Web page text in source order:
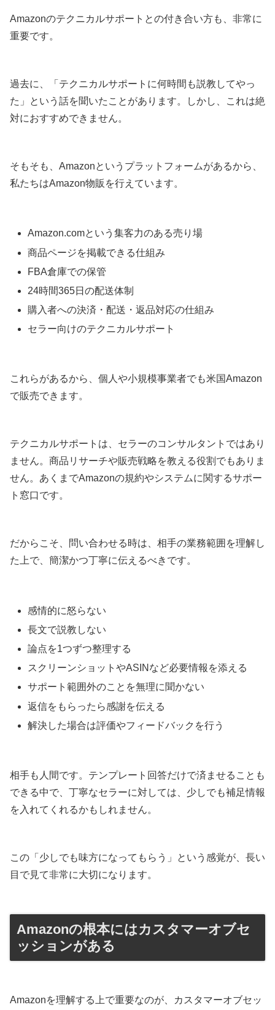
Amazonのテクニカルサポートとの付き合い方も、非常に
重要です。
過去に、「テクニカルサポートに何時間も説教してやっ
た」という話を聞いたことがあります。しかし、これは絶
対におすすめできません。
そもそも、Amazonというプラットフォームがあるから、
私たちはAmazon物販を行えています。
Amazon.comという集客力のある売り場
商品ページを掲載できる仕組み
FBA倉庫での保管
24時間365日の配送体制
購入者への決済・配送・返品対応の仕組み
セラー向けのテクニカルサポート
これらがあるから、個人や小規模事業者でも米国Amazon
で販売できます。
テクニカルサポートは、セラーのコンサルタントではあり
ません。商品リサーチや販売戦略を教える役割でもありま
せん。あくまでAmazonの規約やシステムに関するサポー
ト窓口です。
だからこそ、問い合わせる時は、相手の業務範囲を理解し
た上で、簡潔かつ丁寧に伝えるべきです。
感情的に怒らない
長文で説教しない
論点を1つずつ整理する
スクリーンショットやASINなど必要情報を添える
サポート範囲外のことを無理に聞かない
返信をもらったら感謝を伝える
解決した場合は評価やフィードバックを行う
相手も人間です。テンプレート回答だけで済ませることも
できる中で、丁寧なセラーに対しては、少しでも補足情報
を入れてくれるかもしれません。
この「少しでも味方になってもらう」という感覚が、長い
目で見て非常に大切になります。
Amazonの根本にはカスタマーオブセ
ッションがある
Amazonを理解する上で重要なのが、カスタマーオブセッ